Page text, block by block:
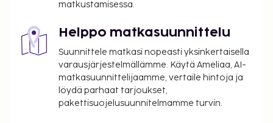
majoituspaikan virallisen tähtiluokituksen on
Majoituspaikka veloittaa seuraavat paikan päällä
suoritettavat maksut. Maksuihin saattaa sisältyä
sovellettavat verot:
Kaupungin perimä vero: 8.45 EUR per henkilö
per yö. Tätä veroa ei peritä alle 18 vuotta
matkustamisessa.
Helppo matkasuunnittelu
Suunnittele matkasi nopeasti yksinkertaisella
varausjärjestelmällämme. Käytä Ameliaa, AI-
matkasuunnittelijaamme, vertaile hintoja ja
löydä parhaat tarjoukset,
pakettisuojelusuunnitelmamme turvin.